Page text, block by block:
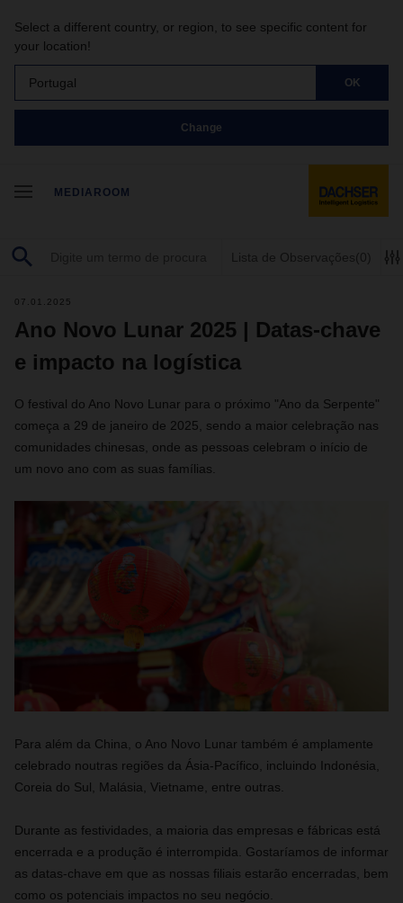
Select a different country, or region, to see specific content for
your location!
Portugal OK
Change
MEDIAROOM
Lista de Observações (0)
07.01.2025
Ano Novo Lunar 2025 | Datas-chave
e impacto na logística
O festival do Ano Novo Lunar para o próximo "Ano da Serpente"
começa a 29 de janeiro de 2025, sendo a maior celebração nas
comunidades chinesas, onde as pessoas celebram o início de
um novo ano com as suas famílias.
Para além da China, o Ano Novo Lunar também é amplamente
celebrado noutras regiões da Ásia-Pacífico, incluindo Indonésia,
Coreia do Sul, Malásia, Vietname, entre outras.
Durante as festividades, a maioria das empresas e fábricas está
encerrada e a produção é interrompida. Gostaríamos de informar
as datas-chave em que as nossas filiais estarão encerradas, bem
como os potenciais impactos no seu negócio.